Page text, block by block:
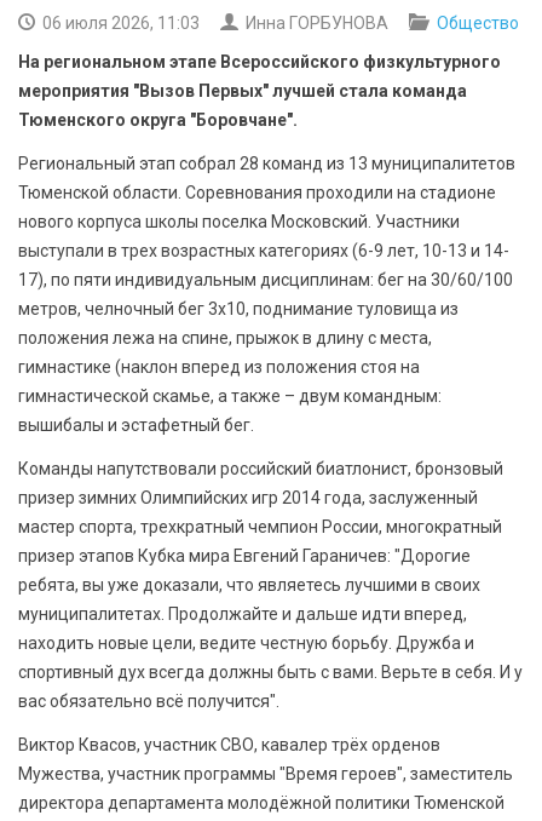
06 июля 2026, 11:03 Инна ГОРБУНОВА
Общество
На региональном этапе Всероссийского физкультурного
мероприятия "Вызов Первых" лучшей стала команда
Тюменского округа "Боровчане".
Региональный этап собрал 28 команд из 13 муниципалитетов
Тюменской области. Соревнования проходили на стадионе
нового корпуса школы поселка Московский. Участники
выступали в трех возрастных категориях (6-9 лет, 10-13 и 14-
17), по пяти индивидуальным дисциплинам: бег на 30/60/100
метров, челночный бег 3х10, поднимание туловища из
положения лежа на спине, прыжок в длину с места,
гимнастике (наклон вперед из положения стоя на
гимнастической скамье, а также – двум командным:
вышибалы и эстафетный бег.
Команды напутствовали российский биатлонист, бронзовый
призер зимних Олимпийских игр 2014 года, заслуженный
мастер спорта, трехкратный чемпион России, многократный
призер этапов Кубка мира Евгений Гараничев: "Дорогие
ребята, вы уже доказали, что являетесь лучшими в своих
муниципалитетах. Продолжайте и дальше идти вперед,
находить новые цели, ведите честную борьбу. Дружба и
спортивный дух всегда должны быть с вами. Верьте в себя. И у
вас обязательно всё получится".
Виктор Квасов, участник СВО, кавалер трёх орденов
Мужества, участник программы "Время героев", заместитель
директора департамента молодёжной политики Тюменской